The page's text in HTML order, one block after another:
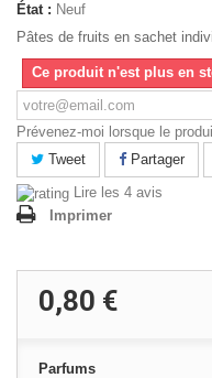
État : Neuf
Pâtes de fruits en sachet
Ce produit n'est plus en
Prévenez-moi lorsque le
Tweet
Partager
Lire les 4 avis
Imprimer
0,80 €
Parfums